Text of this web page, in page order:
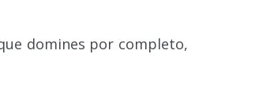
domines por completo,